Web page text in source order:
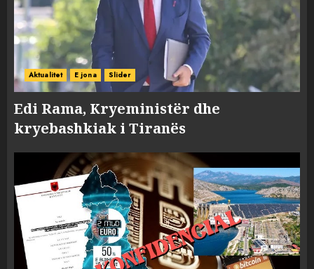
Aktualitet E jona Slider
Edi Rama, Kryeministër dhe
kryebashkiak i Tiranës